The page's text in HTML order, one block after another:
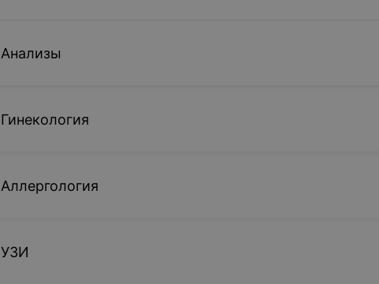
Анализы
Гинекология
Аллергология
УЗИ